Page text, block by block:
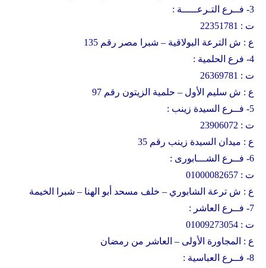
3- فــرع التـرعـــــة :
ت : 22351781
ع : ش الترعة البولاقية – شبرا مصر رقم 135
4- فرع الحلمية :
ت : 26369781
ع : ش سليم الأول – حلمية الزيتون رقم 97
5- فــرع السيدة زينب :
ت : 23906072
ع : ميدان السيدة زينب رقم 35
6- فــرع الشـــابورى :
ت : 01000082657
ع : ش ترعة الشابوري – خلف مسحد أبو الهنا – شبرا الخيمة
7- فــرع العاشر :
ت : 01009273054
ع : المجاورة الأولى – العاشر من رمضان
8- فــرع العباسية :